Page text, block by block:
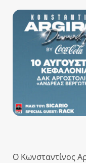
Ο Κωνσταντίνος